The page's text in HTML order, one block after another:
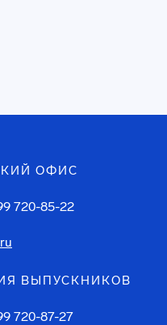
ОФИС
720-85-22
ВЫПУСКНИКОВ
720-87-27